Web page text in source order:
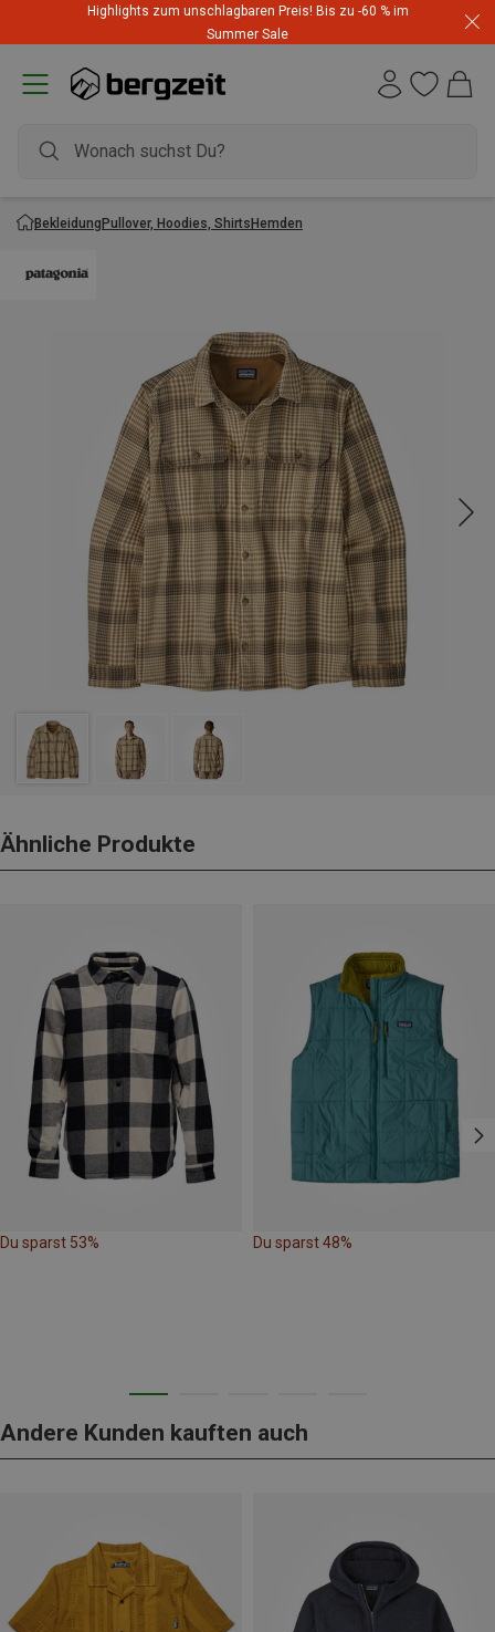
Highlights zum unschlagbaren Preis! Bis zu -60 % im
Summer Sale
BekleidungPullover, Hoodies, ShirtsHemden
Ähnliche Produkte
Du sparst 53% Du sparst 48%
Andere Kunden kauften auch